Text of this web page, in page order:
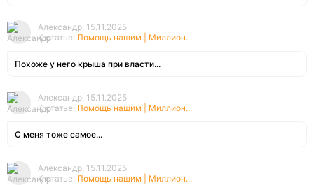
Александр, 15.11.2025
К статье: Помощь нашим | Миллион...
Похоже у него крыша при власти...
Александр, 15.11.2025
К статье: Помощь нашим | Миллион...
С меня тоже самое...
Александр, 15.11.2025
К статье: Помощь нашим | Миллион...